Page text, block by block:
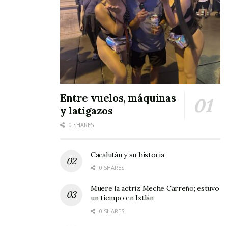
Entre vuelos, máquinas
y latigazos
0 SHARES
Cacalután y su historia
0 SHARES
Muere la actriz Meche Carreño; estuvo
un tiempo en Ixtlán
0 SHARES